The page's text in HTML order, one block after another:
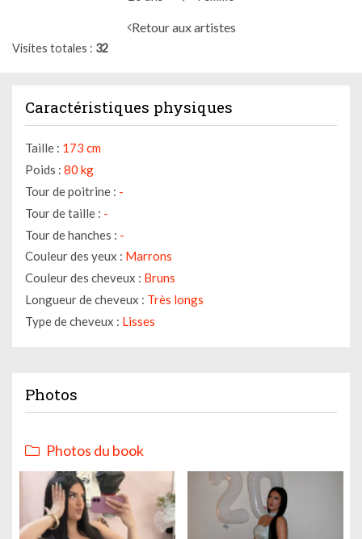
Retour aux artistes
Visites totales 32
Caractéristiques physiques
Taille : 173 cm
Poids : 80 kg
Tour de poitrine : -
Tour de taille : -
Tour de hanches : -
Couleur des yeux : Marrons
Couleur des cheveux : Bruns
Longueur de cheveux : Très longs
Type de cheveux : Lisses
Photos
Photos du book